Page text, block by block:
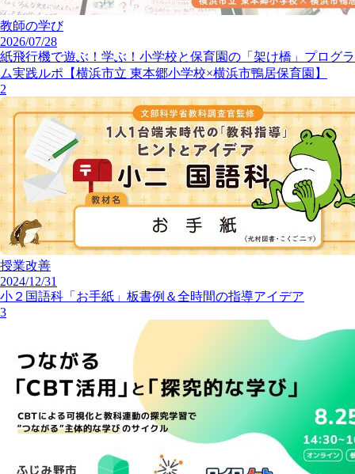
教師の学び
2026/07/28
紙飛行機で遊ぶ！学ぶ！小学校と保育園の「架け橋」プログラ
ム実践ルポ【横浜市立 東本郷小学校×横浜市鴨居保育園】
2
授業改善
2024/12/31
小２国語科「お手紙」板書例＆全時間の指導アイデア
3